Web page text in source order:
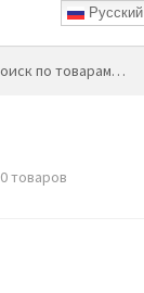
0 товаров
Русский